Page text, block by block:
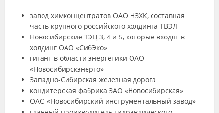
завод химконцентратов ОАО НЗХК, составная
часть крупного российского холдинга ТВЭЛ
Новосибирские ТЭЦ 3, 4 и 5, которые входят в
холдинг ОАО «СибЭко»
гигант в области энергетики ОАО
«Новосибирскэнерго»
Западно-Сибирская железная дорога
кондитерская фабрика ЗАО «Новосибирская»
ОАО «Новосибирский инструментальный завод»